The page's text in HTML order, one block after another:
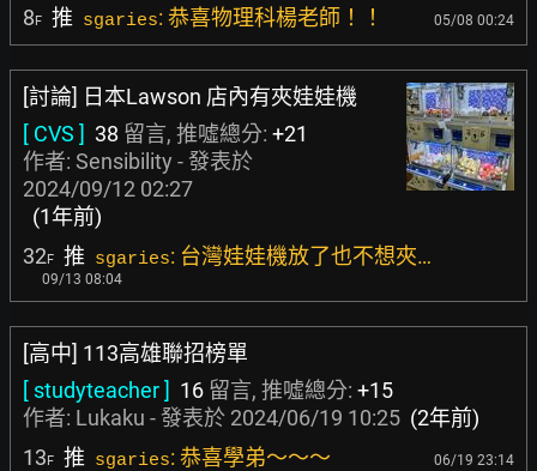
8F 推 sgaries: 恭喜物理科楊老師！！ 05/08 00:24
[討論] 日本Lawson 店內有夾娃娃機
[ CVS ] 38 留言, 推噓總分: +21
作者: Sensibility - 發表於
2024/09/12 02:27
(1年前)
32F 推 sgaries: 台灣娃娃機放了也不想夾…
09/13 08:04
[高中] 113高雄聯招榜單
[ studyteacher ] 16 留言, 推噓總分: +15
作者: Lukaku - 發表於 2024/06/19 10:25 (2年前)
13F 推 sgaries: 恭喜學弟～～～ 06/19 23:14